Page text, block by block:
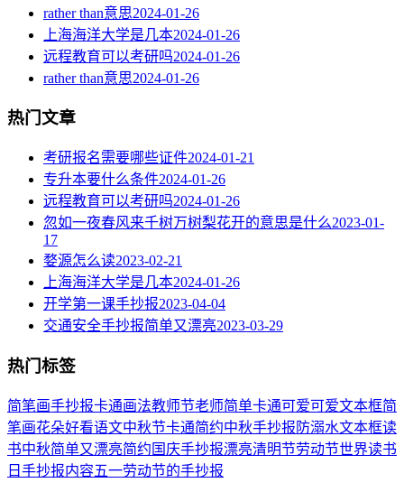
rather than意思2024-01-26
上海海洋大学是几本2024-01-26
远程教育可以考研吗2024-01-26
rather than意思2024-01-26
热门文章
考研报名需要哪些证件2024-01-21
专升本要什么条件2024-01-26
远程教育可以考研吗2024-01-26
忽如一夜春风来千树万树梨花开的意思是什么2023-01-
17
婺源怎么读2023-02-21
上海海洋大学是几本2024-01-26
开学第一课手抄报2023-04-04
交通安全手抄报简单又漂亮2023-03-29
热门标签
简笔画手抄报卡通画法教师节老师简单卡通可爱可爱文本框简
笔画花朵好看语文中秋节卡通简约中秋手抄报 防溺水文本框读
书中秋简单又漂亮简约 国庆手抄报漂亮清明节劳动节世界读书
日 手抄报内容五一劳动节的手抄报